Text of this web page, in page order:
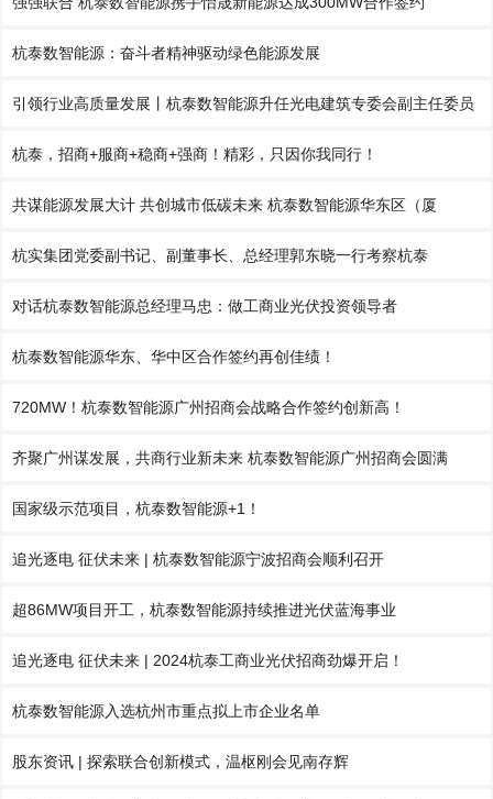
杭泰数智能源：奋斗者精神驱动绿色能源发展
引领行业高质量发展丨杭泰数智能源升任光电建筑专委会副主任委员
杭泰，招商+服商+稳商+强商！精彩，只因你我同行！
共谋能源发展大计 共创城市低碳未来 杭泰数智能源华东区（厦
杭实集团党委副书记、副董事长、总经理郭东晓一行考察杭泰
对话杭泰数智能源总经理马忠：做工商业光伏投资领导者
杭泰数智能源华东、华中区合作签约再创佳绩！
720MW！杭泰数智能源广州招商会战略合作签约创新高！
齐聚广州谋发展，共商行业新未来 杭泰数智能源广州招商会圆满
国家级示范项目，杭泰数智能源+1！
追光逐电 征伏未来 | 杭泰数智能源宁波招商会顺利召开
超86MW项目开工，杭泰数智能源持续推进光伏蓝海事业
追光逐电 征伏未来 | 2024杭泰工商业光伏招商劲爆开启！
杭泰数智能源入选杭州市重点拟上市企业名单
股东资讯 | 探索联合创新模式，温枢刚会见南存辉